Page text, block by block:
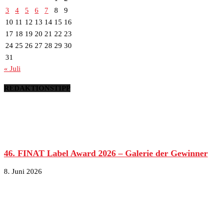
3
4 5 6 7 8
9
10 11 12 13 14 15 16
17 18 19 20 21 22 23
24 25 26 27 28 29 30
31
« Juli
REDAKTIONSTIPP
46. FINAT Label Award 2026 – Galerie der Gewinner
8. Juni 2026